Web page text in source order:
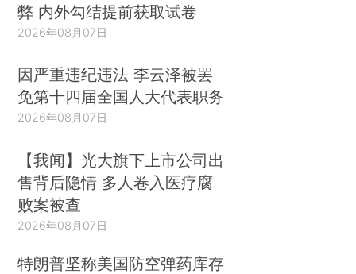
弊 内外勾结提前获取试卷
2026年08月07日
因严重违纪违法 李云泽被罢
免第十四届全国人大代表职务
2026年08月07日
【我闻】光大旗下上市公司出
售背后隐情 多人卷入医疗腐
败案被查
2026年08月07日
特朗普坚称美国防空弹药库存